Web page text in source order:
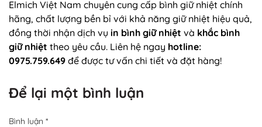
Elmich Việt Nam chuyên cung cấp bình giữ nhiệt chính
hãng, chất lượng bền bỉ với khả năng giữ nhiệt hiệu quả,
đồng thời nhận dịch vụ in bình giữ nhiệt và khắc bình
giữ nhiệt theo yêu cầu. Liên hệ ngay hotline:
0975.759.649 để được tư vấn chi tiết và đặt hàng!
Để lại một bình luận
Bình luận *